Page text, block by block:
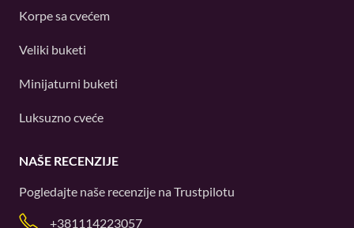
Korpe sa cvećem
Veliki buketi
Minijaturni buketi
Luksuzno cveće
NAŠE RECENZIJE
Pogledajte naše recenzije naTrustpilotu
+381114223057